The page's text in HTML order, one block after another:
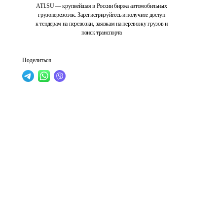
ATI.SU — крупнейшая в России биржа автомобильных
грузоперевозок. Зарегистрируйтесь и получите доступ
к тендерам на перевозки, заявкам на перевозку грузов и
поиск транспорта
Поделиться